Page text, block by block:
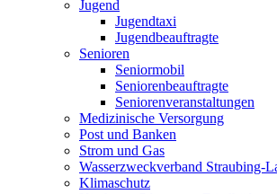
Jugend
Jugendtaxi
Jugendbeauftragte
Senioren
Seniormobil
Seniorenbeauftragte
Seniorenveranstaltungen
Medizinische Versorgung
Post und Banken
Strom und Gas
Wasserzweckverband Straubing-
Klimaschutz